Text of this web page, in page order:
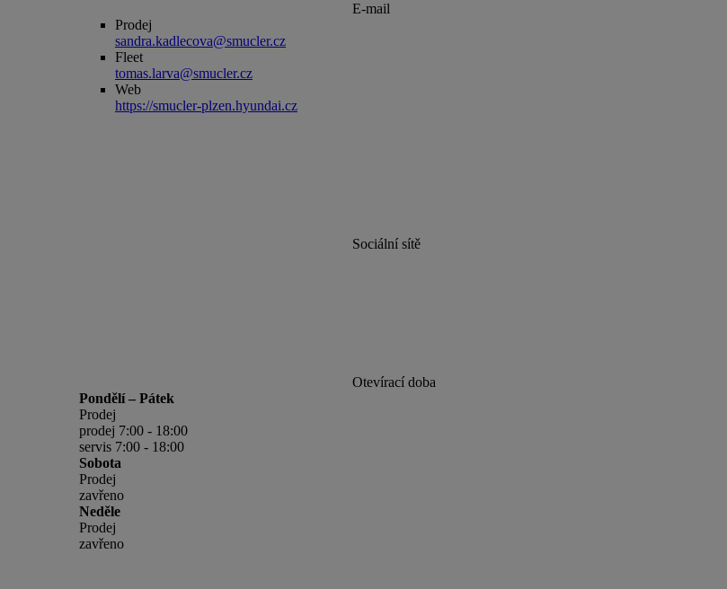
E-mail
Prodej
sandra.kadlecova@smucler.cz
Fleet
tomas.larva@smucler.cz
Web
https://smucler-plzen.hyundai.cz
Sociální sítě
Otevírací doba
Pondělí – Pátek
Prodej
prodej 7:00 - 18:00
servis 7:00 - 18:00
Sobota
Prodej
zavřeno
Neděle
Prodej
zavřeno